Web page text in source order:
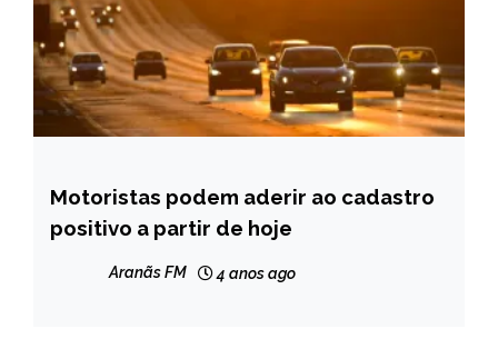
BRASIL
NOTÍCIAS
Motoristas podem aderir ao cadastro
positivo a partir de hoje
Aranãs FM 4 anos ago